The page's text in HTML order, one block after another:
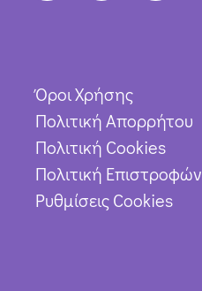
Όροι Χρήσης
Πολιτική Απορρήτου
Πολιτική Cookies
Πολιτική Επιστροφών
Ρυθμίσεις Cookies